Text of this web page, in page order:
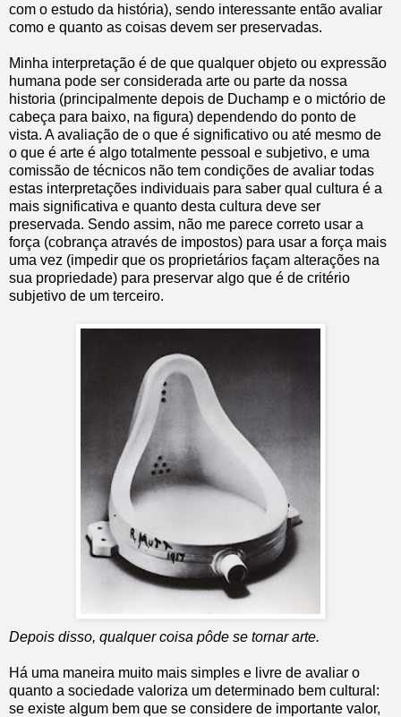
com o estudo da história), sendo interessante então avaliar
como e quanto as coisas devem ser preservadas.
Minha interpretação é de que qualquer objeto ou expressão
humana pode ser considerada arte ou parte da nossa
historia (principalmente depois de Duchamp e o mictório de
cabeça para baixo, na figura) dependendo do ponto de
vista. A avaliação de o que é significativo ou até mesmo de
o que é arte é algo totalmente pessoal e subjetivo, e uma
comissão de técnicos não tem condições de avaliar todas
estas interpretações individuais para saber qual cultura é a
mais significativa e quanto desta cultura deve ser
preservada. Sendo assim, não me parece correto usar a
força (cobrança através de impostos) para usar a força mais
uma vez (impedir que os proprietários façam alterações na
sua propriedade) para preservar algo que é de critério
subjetivo de um terceiro.
Depois disso, qualquer coisa pôde se tornar arte.
Há uma maneira muito mais simples e livre de avaliar o
quanto a sociedade valoriza um determinado bem cultural:
se existe algum bem que se considere de importante valor,